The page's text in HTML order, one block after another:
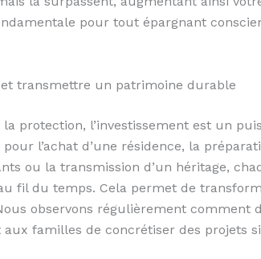
pour tout épargnant
transmettre un patrimoine durable
protection, l’investissement est un
pour l’achat d’une résidence, la
ou la transmission d’un héritage,
fil du temps. Cela permet de
observons régulièrement comment
familles de concrétiser des projets